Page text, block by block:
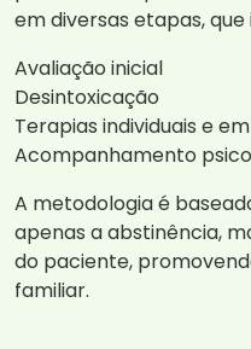
em diversas etapas, que
Avaliação inicial
Desintoxicação
Terapias individuais e
Acompanhamento
A metodologia é
apenas a abstinência,
do paciente,
familiar.